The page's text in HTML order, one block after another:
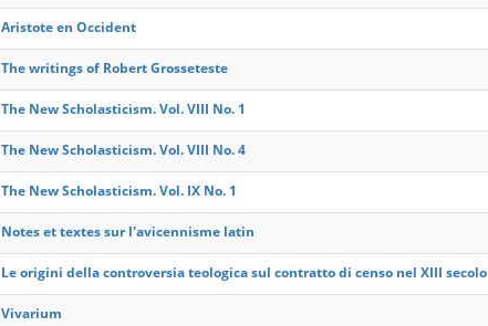
Aristote en Occident
The writings of Robert Grosseteste
The New Scholasticism. Vol. VIII No. 1
The New Scholasticism. Vol. VIII No. 4
The New Scholasticism. Vol. IX No. 1
Notes et textes sur l'avicennisme latin
Le origini della controversia teologica sul contratto di censo nel XIII secolo
Vivarium